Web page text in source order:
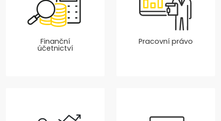
Finanční
účetnictví
Pracovní právo